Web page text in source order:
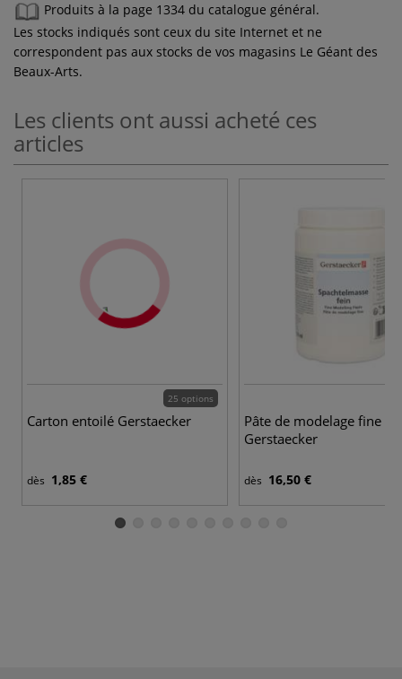
Produits à la page 1334 du catalogue général.
Les stocks indiqués sont ceux du site Internet et ne
correspondent pas aux stocks de vos magasins Le Géant des
Beaux-Arts.
Les clients ont aussi acheté ces
articles
25 options
Carton entoilé Gerstaecker
dès 1,85 €
Pâte de modelage fine
Gerstaecker
dès 16,50 €